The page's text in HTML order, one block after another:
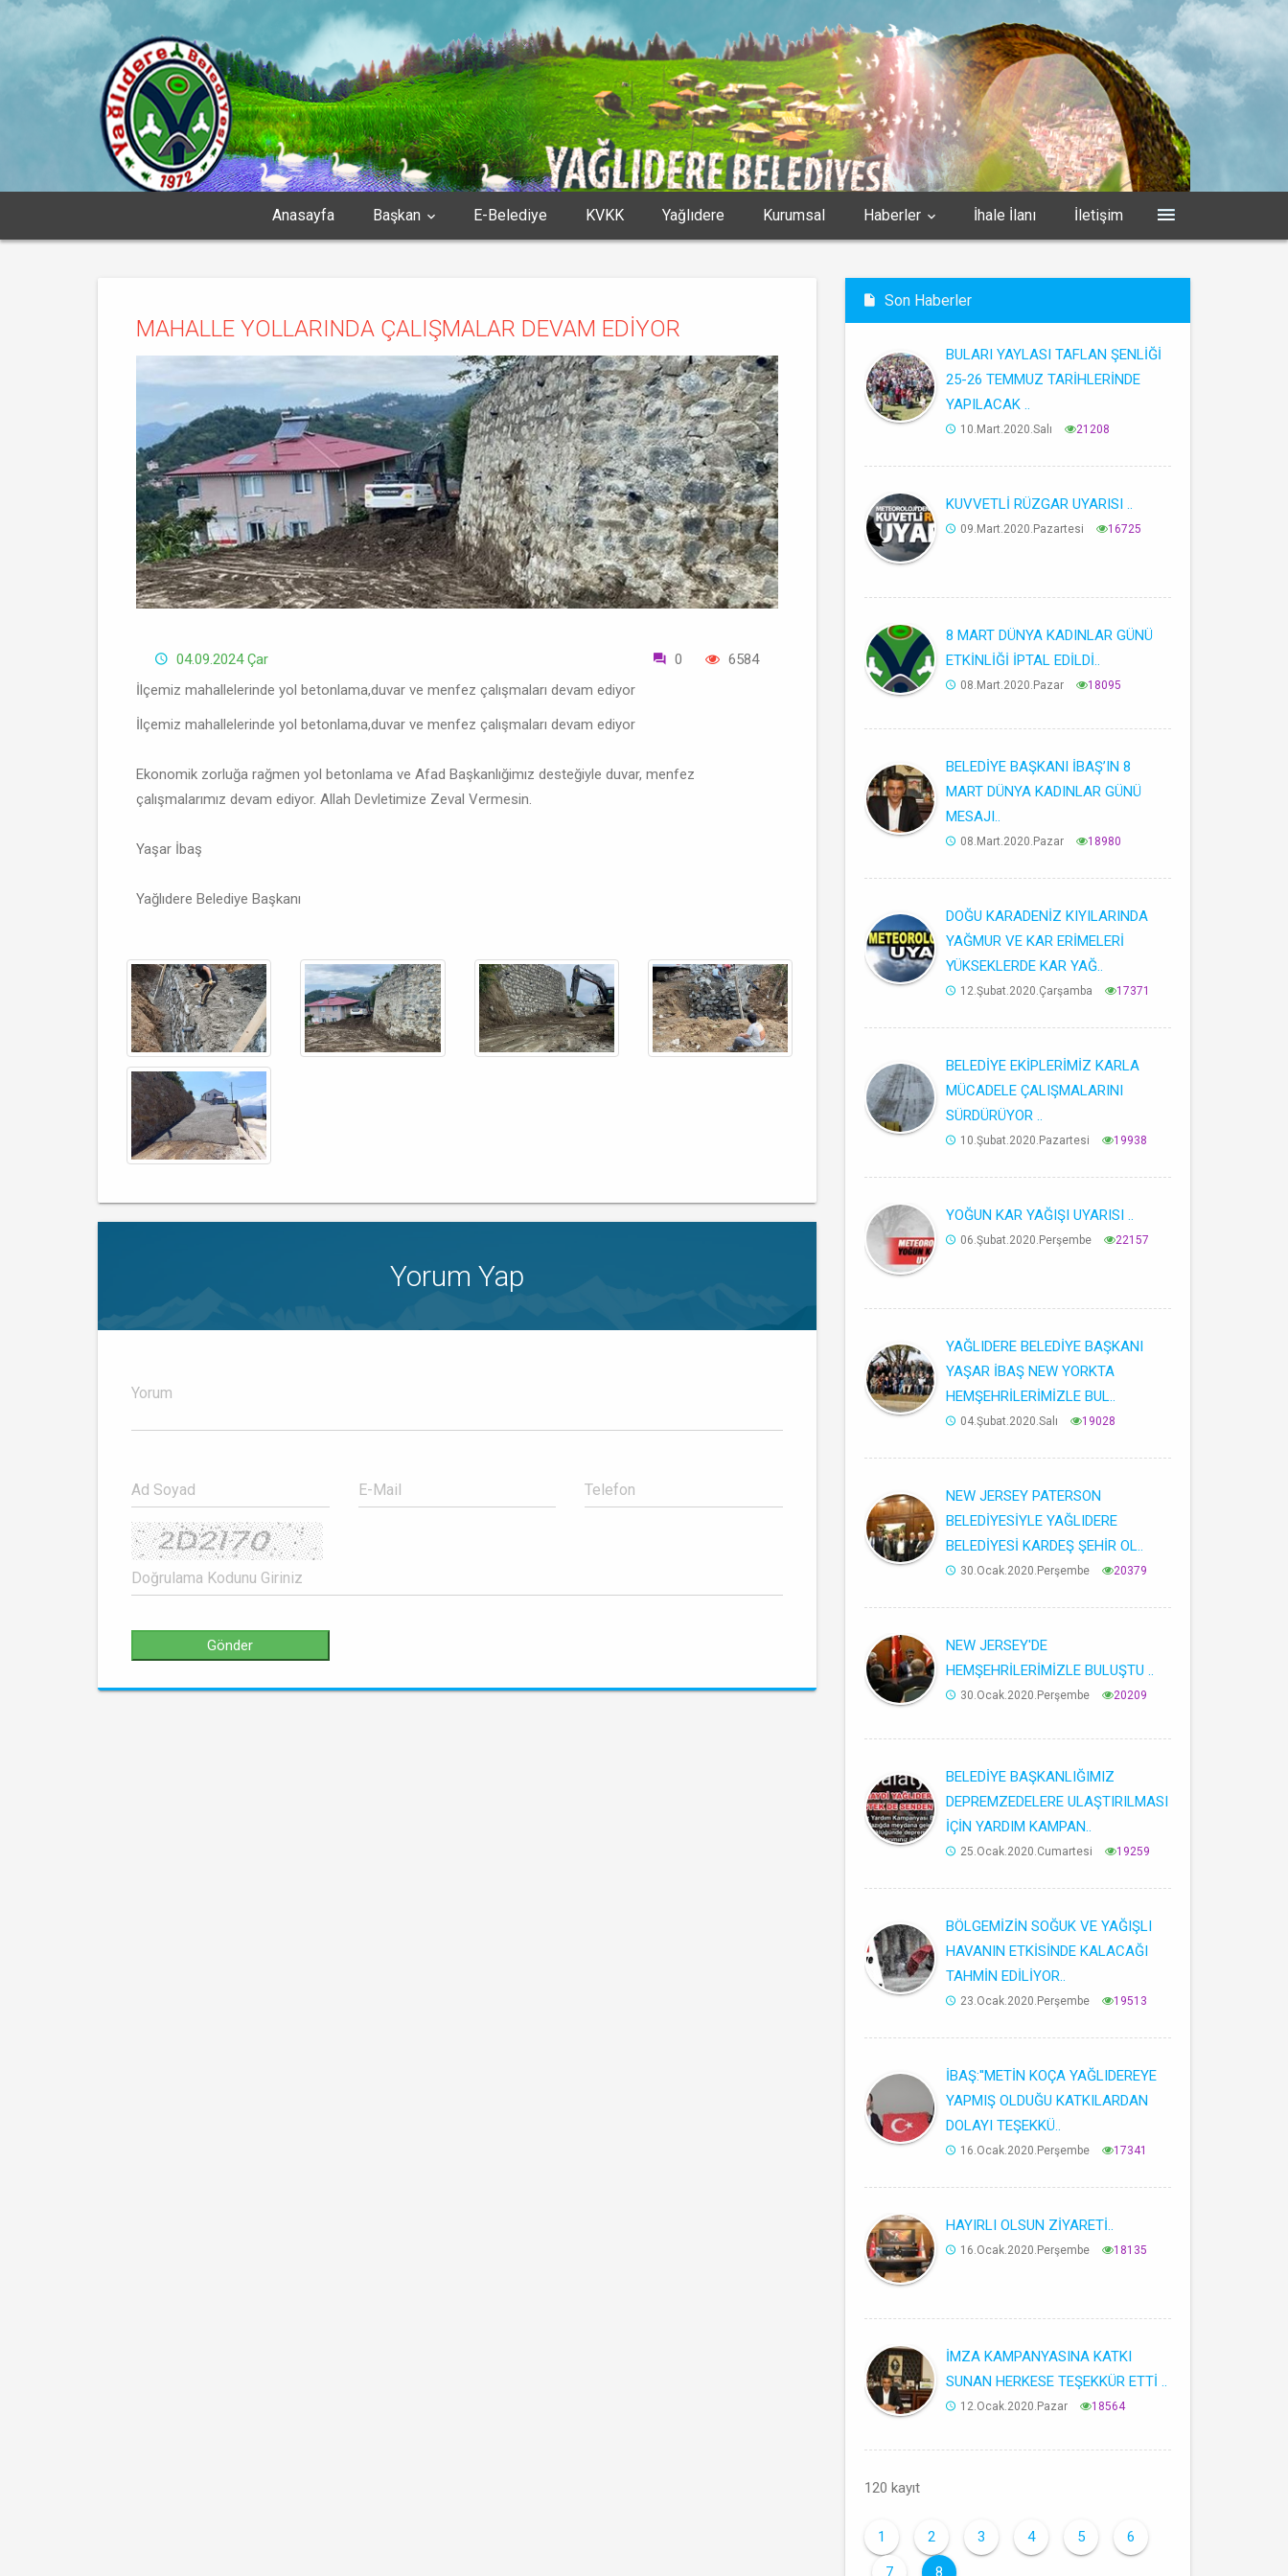
Anasayfa Başkan E-Belediye KVKK Yağlıdere Kurumsal Haberler İhale İlanı İletişim
MAHALLE YOLLARINDA ÇALIŞMALAR DEVAM EDİYOR
04.09.2024 Çar 0
6584
İlçemiz mahallelerinde yol betonlama,duvar ve menfez çalışmaları devam ediyor
İlçemiz mahallelerinde yol betonlama,duvar ve menfez çalışmaları devam ediyor
Ekonomik zorluğa rağmen yol betonlama ve Afad Başkanlığimız desteğiyle duvar, menfez
çalışmalarımız devam ediyor. Allah Devletimize Zeval Vermesin.
Yaşar İbaş
Yağlıdere Belediye Başkanı
Yorum Yap
Son Haberler
BULARI YAYLASI TAFLAN ŞENLİĞİ
25-26 TEMMUZ TARİHLERİNDE
YAPILACAK ..
10.Mart.2020.Salı 21208
KUVVETLİ RÜZGAR UYARISI ..
09.Mart.2020.Pazartesi 16725
8 MART DÜNYA KADINLAR GÜNÜ
ETKİNLİĞİ İPTAL EDİLDİ..
08.Mart.2020.Pazar 18095
BELEDİYE BAŞKANI İBAŞ’IN 8
MART DÜNYA KADINLAR GÜNÜ
MESAJI..
08.Mart.2020.Pazar 18980
DOĞU KARADENİZ KIYILARINDA
YAĞMUR VE KAR ERİMELERİ
YÜKSEKLERDE KAR YAĞ..
12.Şubat.2020.Çarşamba 17371
BELEDİYE EKİPLERİMİZ KARLA
MÜCADELE ÇALIŞMALARINI
SÜRDÜRÜYOR ..
10.Şubat.2020.Pazartesi 19938
YOĞUN KAR YAĞIŞI UYARISI ..
06.Şubat.2020.Perşembe 22157
YAĞLIDERE BELEDİYE BAŞKANI
YAŞAR İBAŞ NEW YORKTA
HEMŞEHRİLERİMİZLE BUL..
04.Şubat.2020.Salı 19028
NEW JERSEY PATERSON
BELEDİYESİYLE YAĞLIDERE
BELEDİYESİ KARDEŞ ŞEHİR OL..
30.Ocak.2020.Perşembe 20379
NEW JERSEY'DE
HEMŞEHRİLERİMİZLE BULUŞTU ..
30.Ocak.2020.Perşembe 20209
BELEDİYE BAŞKANLIĞIMIZ
DEPREMZEDELERE ULAŞTIRILMASI
İÇİN YARDIM KAMPAN..
25.Ocak.2020.Cumartesi 19259
BÖLGEMİZİN SOĞUK VE YAĞIŞLI
HAVANIN ETKİSİNDE KALACAĞI
TAHMİN EDİLİYOR..
23.Ocak.2020.Perşembe 19513
İBAŞ:''METİN KOÇA YAĞLIDEREYE
YAPMIŞ OLDUĞU KATKILARDAN
DOLAYI TEŞEKKÜ..
16.Ocak.2020.Perşembe 17341
HAYIRLI OLSUN ZİYARETİ..
16.Ocak.2020.Perşembe 18135
İMZA KAMPANYASINA KATKI
SUNAN HERKESE TEŞEKKÜR ETTİ ..
12.Ocak.2020.Pazar 18564
120 kayıt
1 2 3 4 5 6
7 8